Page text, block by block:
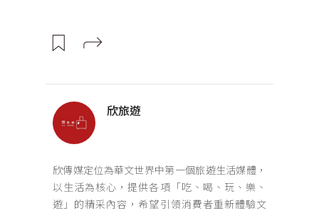
欣旅遊
欣傳媒定位為華文世界中第一個旅遊生活媒體，
以生活為核心，提供各項「吃、喝、玩、樂、
遊」的精采內容，希望引領消費者重新體驗文